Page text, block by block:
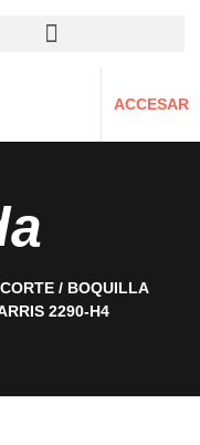
ACCESAR
/ BOQUILLA
2290-H4